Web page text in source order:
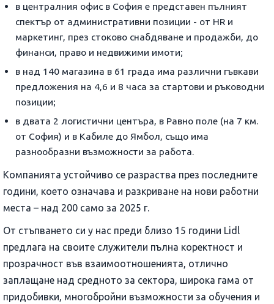
в централния офис в София е представен пълният
спектър от административни позиции - от HR и
маркетинг, през стоково снабдяване и продажби, до
финанси, право и недвижими имоти;
в над 140 магазина в 61 града има различни гъвкави
предложения на 4,6 и 8 часа за стартови и ръководни
позиции;
в двата 2 логистични центъра, в Равно поле (на 7 км.
от София) и в Кабиле до Ямбол, също има
разнообразни възможности за работа.
Компанията устойчиво се разраства през последните
години, което означава и разкриване на нови работни
места – над 200 само за 2025 г.
От стъпването си у нас преди близо 15 години Lidl
предлага на своите служители пълна коректност и
прозрачност във взаимоотношенията, отлично
заплащане над средното за сектора, широка гама от
придобивки, многобройни възможности за обучения и